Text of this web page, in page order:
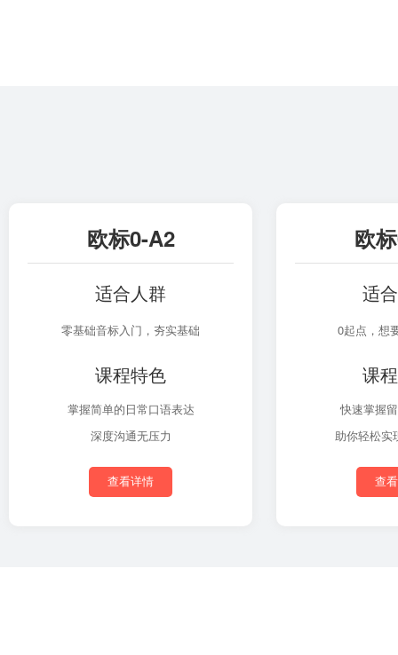
欧标0-A2
适合人群
零基础音标入门，夯实基础
课程特色
掌握简单的日常口语表达
深度沟通无压力
查看详情
欧
适
0起点，想
课
快速掌握
助你轻松实
查